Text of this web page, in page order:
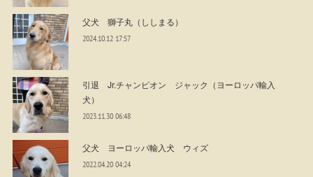
父犬 獅子丸（ししまる）
2024.10.12 17:57
引退 Jr.チャンピオン ジャック（ヨーロッパ輸入
犬）
2023.11.30 06:48
父犬 ヨーロッパ輸入犬 ウィズ
2022.04.20 04:24